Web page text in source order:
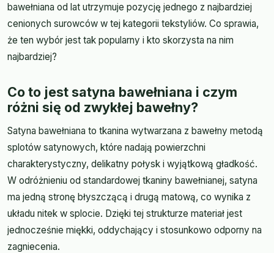
bawełniana od lat utrzymuje pozycję jednego z najbardziej
cenionych surowców w tej kategorii tekstyliów. Co sprawia,
że ten wybór jest tak popularny i kto skorzysta na nim
najbardziej?
Co to jest satyna bawełniana i czym
różni się od zwykłej bawełny?
Satyna bawełniana to tkanina wytwarzana z bawełny metodą
splotów satynowych, które nadają powierzchni
charakterystyczny, delikatny połysk i wyjątkową gładkość.
W odróżnieniu od standardowej tkaniny bawełnianej, satyna
ma jedną stronę błyszczącą i drugą matową, co wynika z
układu nitek w splocie. Dzięki tej strukturze materiał jest
jednocześnie miękki, oddychający i stosunkowo odporny na
zagniecenia.